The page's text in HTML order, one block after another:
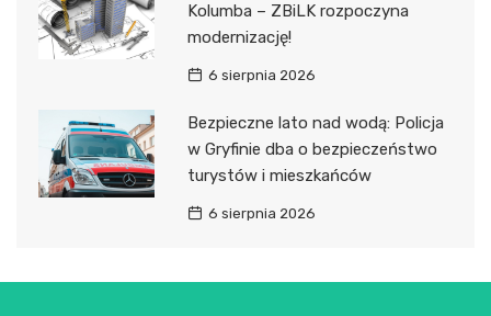
Kolumba – ZBiLK rozpoczyna
modernizację!
6 sierpnia 2026
Bezpieczne lato nad wodą: Policja
w Gryfinie dba o bezpieczeństwo
turystów i mieszkańców
6 sierpnia 2026